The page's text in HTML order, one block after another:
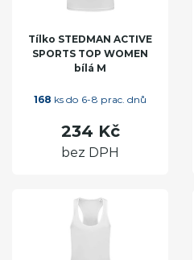
Tílko STEDMAN ACTIVE
SPORTS TOP WOMEN
bílá M
168 ks do 6-8 prac. dnů
234 Kč
bez DPH